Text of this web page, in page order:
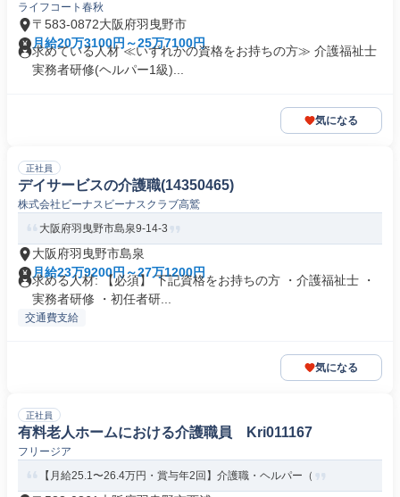
ライフコート春秋
〒583-0872大阪府羽曳野市
月給20万3100円～25万7100円
求めている人材 ≪いずれかの資格をお持ちの方≫ 介護福祉士
実務者研修(ヘルパー1級)...
気になる
正社員
デイサービスの介護職(14350465)
株式会社ビーナスビーナスクラブ高鷲
大阪府羽曳野市島泉9-14-3
大阪府羽曳野市島泉
月給23万9200円～27万1200円
求める人材: 【必須】 下記資格をお持ちの方 ・介護福祉士 ・
実務者研修 ・初任者研...
交通費支給
気になる
正社員
有料老人ホームにおける介護職員 Kri011167
フリージア
【月給25.1〜26.4万円・賞与年2回】介護職・ヘルパー（